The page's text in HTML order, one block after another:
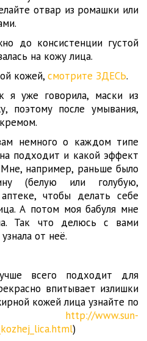
отвар из ромашки или
до консистенции густой
на кожу лица.
кожей, смотрите ЗДЕСЬ.
я уже говорила, маски из
поэтому после умывания,
немного о каждом типе
подходит и какой эффект
например, раньше было
(белую или голубую,
чтобы делать себе
А потом моя бабуля мне
Так что делюсь с вами
от неё.
всего подходит для
впитывает излишки
кожей лица узнайте по
http://www.sun-
)